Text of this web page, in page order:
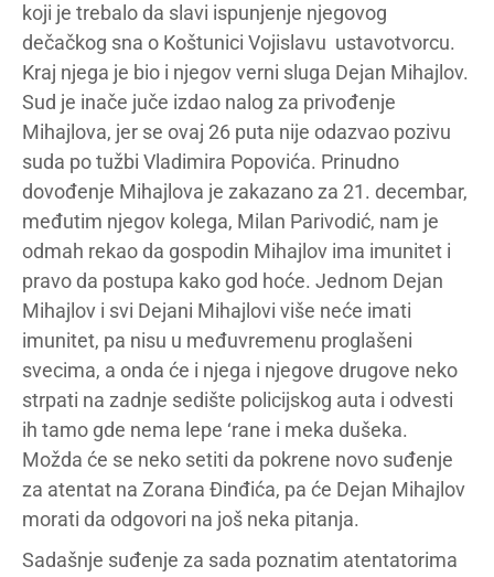
koji je trebalo da slavi ispunjenje njegovog
dečačkog sna o Koštunici Vojislavu ustavotvorcu.
Kraj njega je bio i njegov verni sluga Dejan Mihajlov.
Sud je inače juče izdao nalog za privođenje
Mihajlova, jer se ovaj 26 puta nije odazvao pozivu
suda po tužbi Vladimira Popovića. Prinudno
dovođenje Mihajlova je zakazano za 21. decembar,
međutim njegov kolega, Milan Parivodić, nam je
odmah rekao da gospodin Mihajlov ima imunitet i
pravo da postupa kako god hoće. Jednom Dejan
Mihajlov i svi Dejani Mihajlovi više neće imati
imunitet, pa nisu u međuvremenu proglašeni
svecima, a onda će i njega i njegove drugove neko
strpati na zadnje sedište policijskog auta i odvesti
ih tamo gde nema lepe ‘rane i meka dušeka.
Možda će se neko setiti da pokrene novo suđenje
za atentat na Zorana Đinđića, pa će Dejan Mihajlov
morati da odgovori na još neka pitanja.
Sadašnje suđenje za sada poznatim atentatorima